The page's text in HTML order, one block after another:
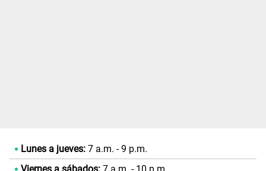
Lunes a jueves:7 a.m. - 9 p.m.